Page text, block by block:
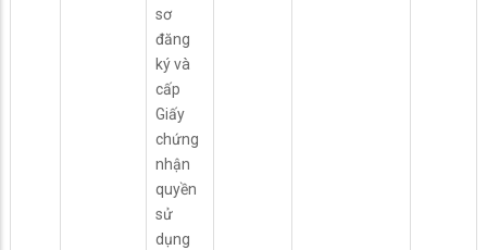
sơ
đăng
ký và
cấp
Giấy
chứng
nhận
quyền
sử
dụng